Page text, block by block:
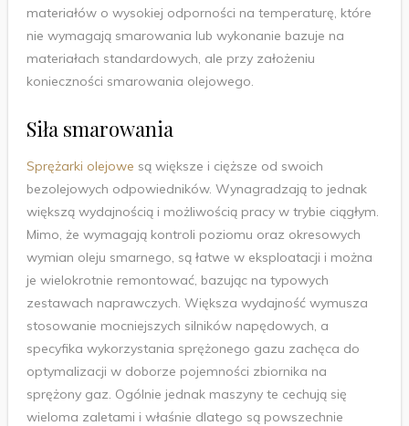
materiałów o wysokiej odporności na temperaturę, które
nie wymagają smarowania lub wykonanie bazuje na
materiałach standardowych, ale przy założeniu
konieczności smarowania olejowego.
Siła smarowania
Sprężarki olejowe są większe i cięższe od swoich
bezolejowych odpowiedników. Wynagradzają to jednak
większą wydajnością i możliwością pracy w trybie ciągłym.
Mimo, że wymagają kontroli poziomu oraz okresowych
wymian oleju smarnego, są łatwe w eksploatacji i można
je wielokrotnie remontować, bazując na typowych
zestawach naprawczych. Większa wydajność wymusza
stosowanie mocniejszych silników napędowych, a
specyfika wykorzystania sprężonego gazu zachęca do
optymalizacji w doborze pojemności zbiornika na
sprężony gaz. Ogólnie jednak maszyny te cechują się
wieloma zaletami i właśnie dlatego są powszechnie